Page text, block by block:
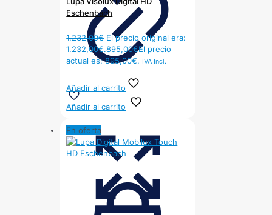
Eschenbach
1.232,00€ El precio original era:
1.232,00€.895,00€El precio
actual es: 895,00€. IVA Incl.
Añadir al carrito
Añadir al carrito
En oferta